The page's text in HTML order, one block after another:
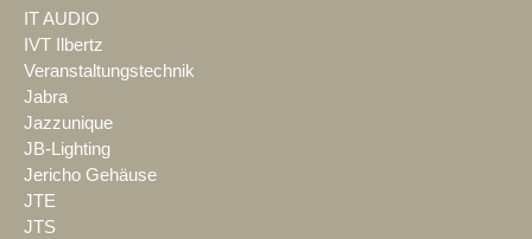
IT AUDIO
IVT Ilbertz
Veranstaltungstechnik
Jabra
Jazzunique
JB-Lighting
Jericho Gehäuse
JTE
JTS